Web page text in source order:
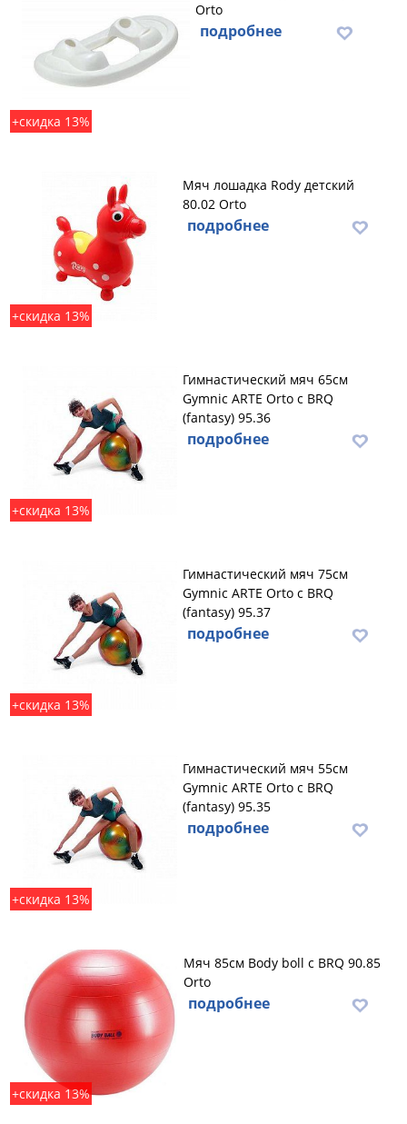
+скидка 13%
Orto
подробнее
+скидка 13%
Мяч лошадка Rody детский
80.02 Orto
подробнее
+скидка 13%
Гимнастический мяч 65см
Gymnic ARTE Orto с BRQ
(fantasy) 95.36
подробнее
+скидка 13%
Гимнастический мяч 75см
Gymnic ARTE Orto с BRQ
(fantasy) 95.37
подробнее
+скидка 13%
Гимнастический мяч 55см
Gymnic ARTE Orto с BRQ
(fantasy) 95.35
подробнее
+скидка 13%
Мяч 85см Body boll с BRQ 90.85
Orto
подробнее